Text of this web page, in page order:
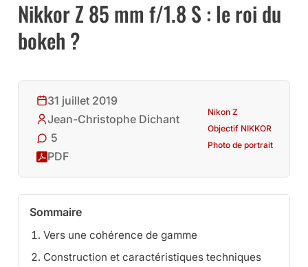
Nikkor Z 85 mm f/1.8 S : le roi du
bokeh ?
31 juillet 2019
Jean-Christophe Dichant
5
PDF
Nikon Z
Objectif NIKKOR
Photo de portrait
Sommaire
Vers une cohérence de gamme
Construction et caractéristiques techniques